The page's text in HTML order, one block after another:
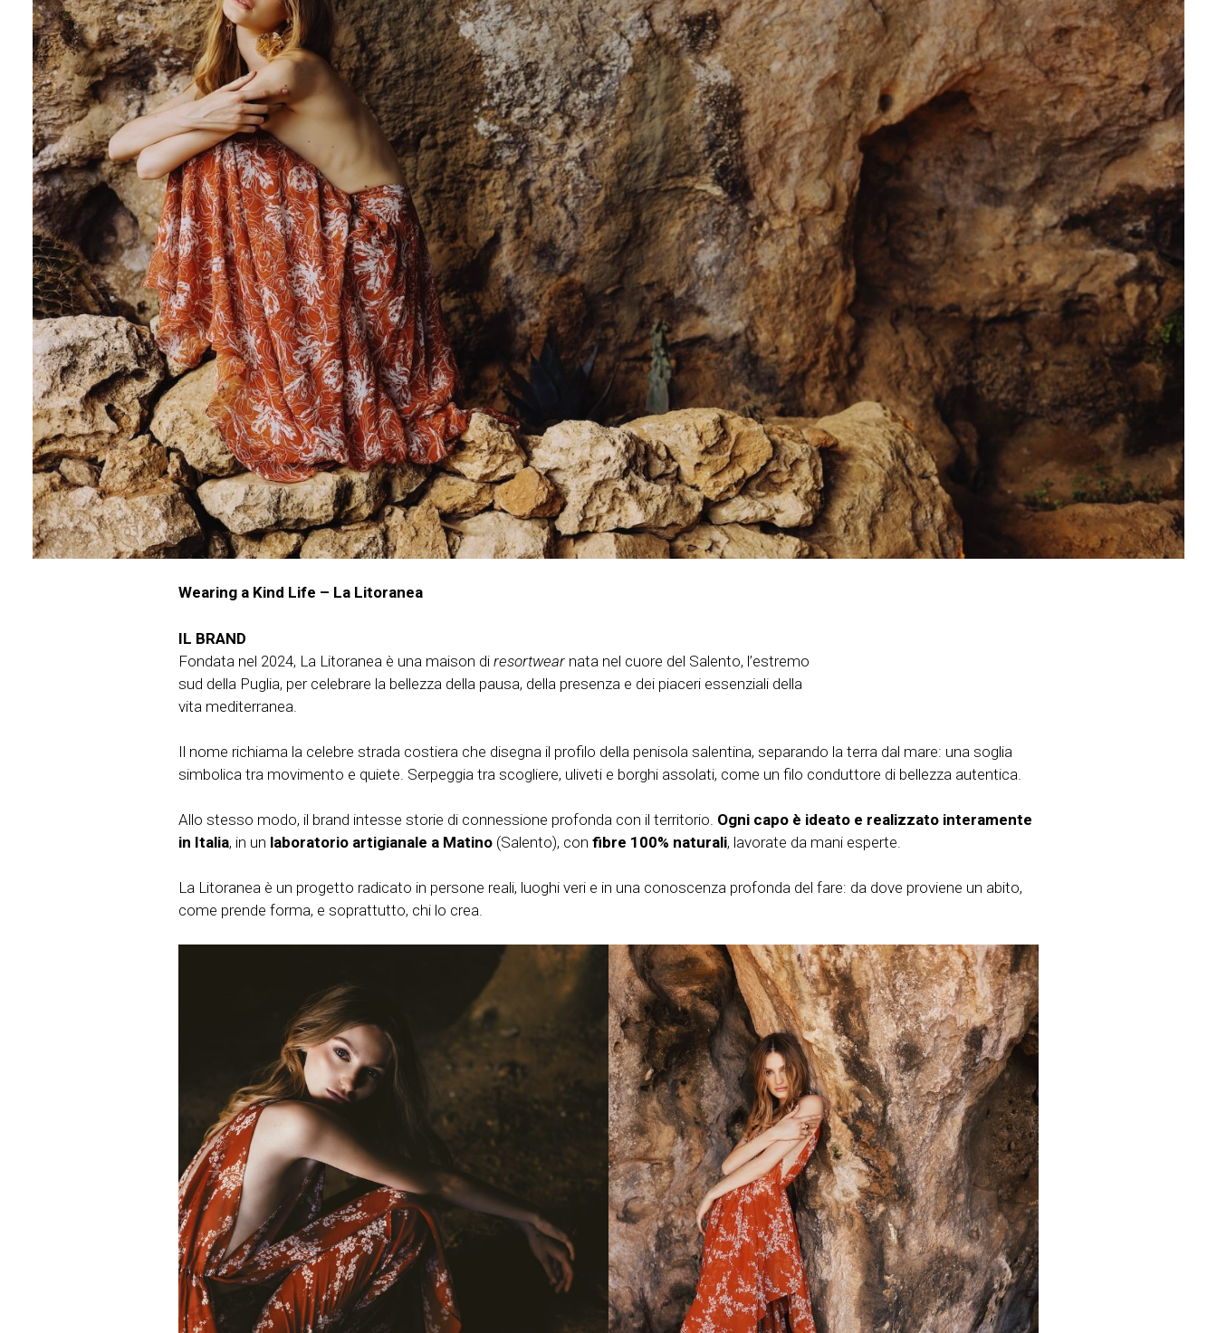
Wearing a Kind Life – La Litoranea
IL BRAND
Fondata nel 2024, La Litoranea è una maison di resortwear nata nel cuore del Salento, l’estremo
sud della Puglia, per celebrare la bellezza della pausa, della presenza e dei piaceri essenziali della
vita mediterranea.
Il nome richiama la celebre strada costiera che disegna il profilo della penisola salentina, separando la terra dal mare: una soglia
simbolica tra movimento e quiete. Serpeggia tra scogliere, uliveti e borghi assolati, come un filo conduttore di bellezza autentica.
Allo stesso modo, il brand intesse storie di connessione profonda con il territorio. Ogni capo è ideato e realizzato interamente
in Italia, in un laboratorio artigianale a Matino (Salento), con fibre 100% naturali, lavorate da mani esperte.
La Litoranea è un progetto radicato in persone reali, luoghi veri e in una conoscenza profonda del fare: da dove proviene un abito,
come prende forma, e soprattutto, chi lo crea.